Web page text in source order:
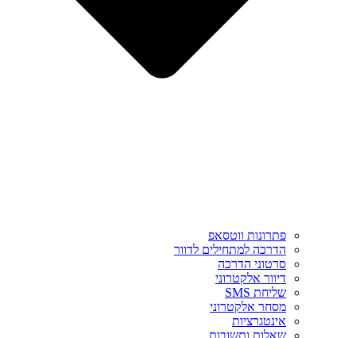
פתרונות ווטסאפ
הדרכה למתחילים לדוור
סרטוני הדרכה
דיוור אלקטרוני
שליחת SMS
מסחר אלקטרוני
אינטגרציות